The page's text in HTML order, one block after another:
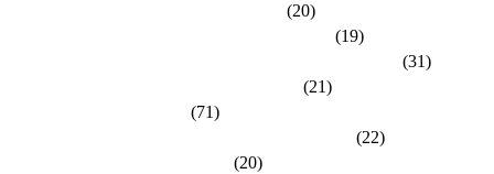
(20)
(19)
(31)
(21)
(71)
(22)
(20)